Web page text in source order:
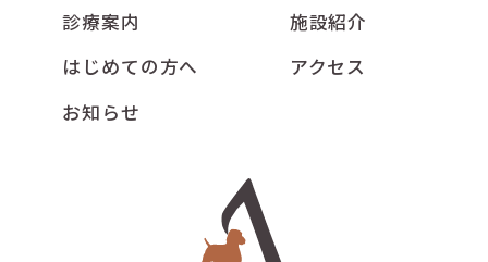
診療案内
施設紹介
はじめての方へ
アクセス
お知らせ